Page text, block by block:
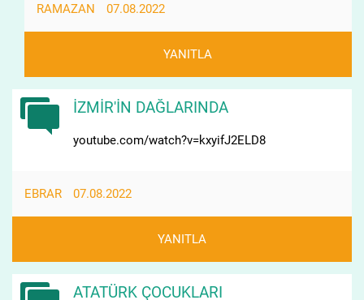
RAMAZAN 07.08.2022
YANITLA
İZMİR'İN DAĞLARINDA
youtube.com/watch?v=kxyifJ2ELD8
EBRAR 07.08.2022
YANITLA
ATATÜRK ÇOCUKLARI